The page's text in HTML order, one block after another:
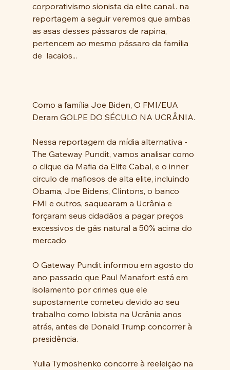
corporativismo sionista da elite canal.. na
reportagem a seguir veremos que ambas
as asas desses pássaros de rapina,
pertencem ao mesmo pássaro da família
de  lacaios...
Como a família Joe Biden, O FMI/EUA
Deram GOLPE DO SÉCULO NA UCRÂNIA.
Nessa reportagem da mídia alternativa -
The Gateway Pundit, vamos analisar como
o clique da Mafia da Elite Cabal, e o inner
circulo de mafiosos de alta elite, incluindo
Obama, Joe Bidens, Clintons, o banco
FMI e outros, saquearam a Ucrânia e
forçaram seus cidadãos a pagar preços
excessivos de gás natural a 50% acima do
mercado
O Gateway Pundit informou em agosto do
ano passado que Paul Manafort está em
isolamento por crimes que ele
supostamente cometeu devido ao seu
trabalho como lobista na Ucrânia anos
atrás, antes de Donald Trump concorrer à
presidência.
Yulia Tymoshenko concorre à reeleição na